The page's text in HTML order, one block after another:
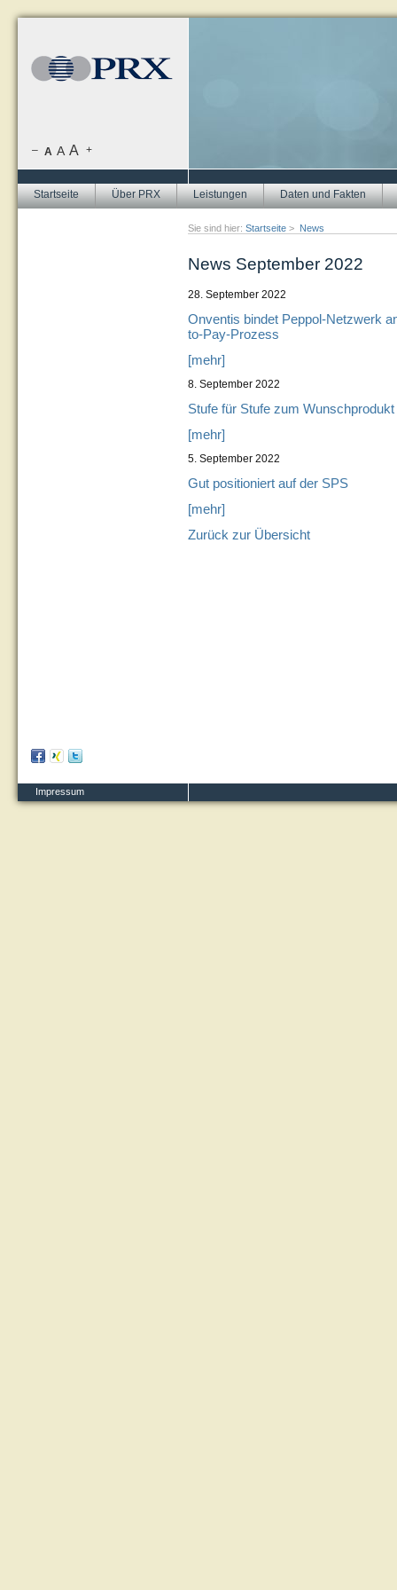
Startseite Über PRX Leistungen Daten und Fakten
Sie sind hier: Startseite > News
News September 2022
28. September 2022
Onventis bindet Peppol-Netzwerk
to-Pay-Prozess
[mehr]
8. September 2022
Stufe für Stufe zum Wunschprodukt
[mehr]
5. September 2022
Gut positioniert auf der SPS
[mehr]
Zurück zur Übersicht
– A A A +
Impressum